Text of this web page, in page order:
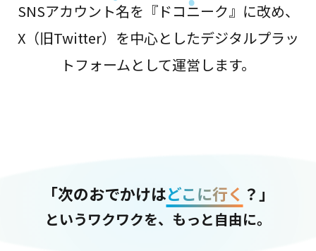
SNSアカウント名を『ドコニーク』に改め、
X（旧Twitter）を中心としたデジタルプラッ
トフォームとして運営します。
「次のおでかけはどこに行く ？」
というワクワクを、もっと自由に。